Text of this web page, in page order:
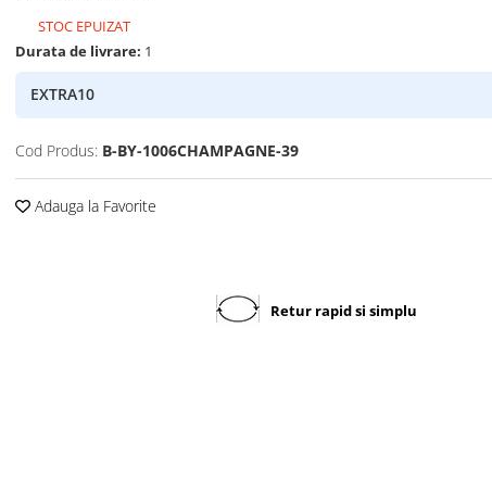
STOC EPUIZAT
Durata de livrare: 1
EXTRA10
Cod Produs: B-BY-1006CHAMPAGNE-39
Adauga la Favorite
Retur rapid si simplu